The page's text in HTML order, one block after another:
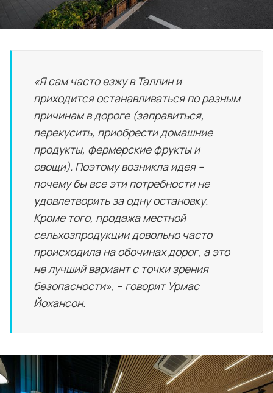
«Я сам часто езжу в Таллин и
приходится останавливаться по разным
причинам в дороге (заправиться,
перекусить, приобрести домашние
продукты, фермерские фрукты и
овощи). Поэтому возникла идея –
почему бы все эти потребности не
удовлетворить за одну остановку.
Кроме того, продажа местной
сельхозпродукции довольно часто
происходила на обочинах дорог, а это
не лучший вариант с точки зрения
безопасности», – говорит Урмас
Йохансон.